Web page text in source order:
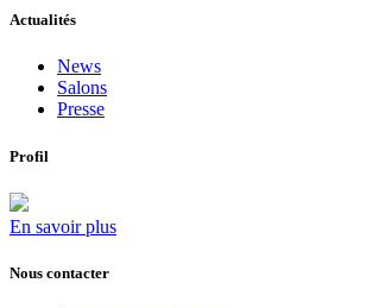
Actualités
News
Salons
Presse
Profil
En savoir plus
Nous contacter